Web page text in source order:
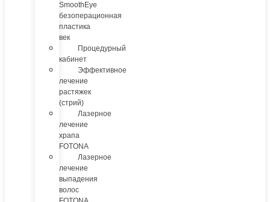
SmoothEye
безоперационная
пластика
век
Процедурный
кабинет
Эффективное
лечение
растяжек
(стрий)
Лазерное
лечение
храпа
FOTONA
Лазерное
лечение
выпадения
волос